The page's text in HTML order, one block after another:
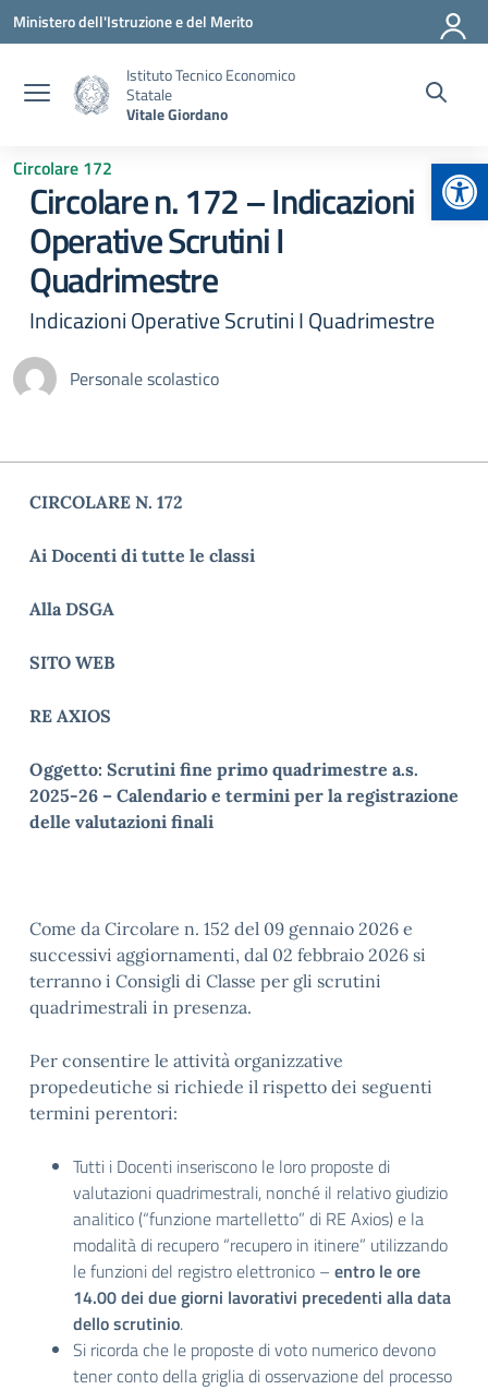
Vai ai contenuti
Vai al menu di navigazione
Vai al footer
Ministero dell'Istruzione e del Merito
Istituto Tecnico Economico
Statale
Vitale Giordano
Circolare 172
Circolare n. 172 – Indicazioni
Operative Scrutini I
Quadrimestre
Indicazioni Operative Scrutini I Quadrimestre
Personale scolastico
CIRCOLARE N. 172
Ai Docenti di tutte le classi
Alla DSGA
SITO WEB
RE AXIOS
Oggetto: Scrutini fine primo quadrimestre a.s.
2025-26 – Calendario e termini per la registrazione
delle valutazioni finali
Come da Circolare n. 152 del 09 gennaio 2026 e
successivi aggiornamenti, dal 02 febbraio 2026 si
terranno i Consigli di Classe per gli scrutini
quadrimestrali in presenza.
Per consentire le attività organizzative
propedeutiche si richiede il rispetto dei seguenti
termini perentori:
Tutti i Docenti inseriscono le loro proposte di
valutazioni quadrimestrali, nonché il relativo giudizio
analitico (“funzione martelletto” di RE Axios) e la
modalità di recupero “recupero in itinere” utilizzando
le funzioni del registro elettronico – entro le ore
14.00 dei due giorni lavorativi precedenti alla data
dello scrutinio.
Si ricorda che le proposte di voto numerico devono
tener conto della griglia di osservazione del processo